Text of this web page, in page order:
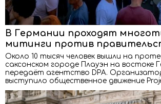
В Германии проходят
митинги против
Около 10 тысяч человек вышли на
саксонском городе Плауэн на востоке
передаёт агентство DPA.
выступило общественное движение